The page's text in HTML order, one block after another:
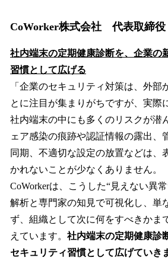
CoWorker株式会社 代表取締
社内端末の定期健康診断を、企業の
習慣として広げる
「企業のセキュリティ対策は、外部
とに注目が集まりがちですが、実際
社内端末の中にも多くのリスクが潜
ェア感染の痕跡や認証情報の露出、
同期、不適切な設定の放置などは、
かれないことが少なくありません。
CoWorkerは、こうした“見えない異
解析と専門家の知見で可視化し、単
ず、組織として次に何をすべきかま
えています。 社内端末の定期健康診
セキュリティ習慣として広げていき